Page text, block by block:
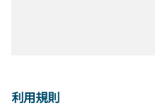
利用規則